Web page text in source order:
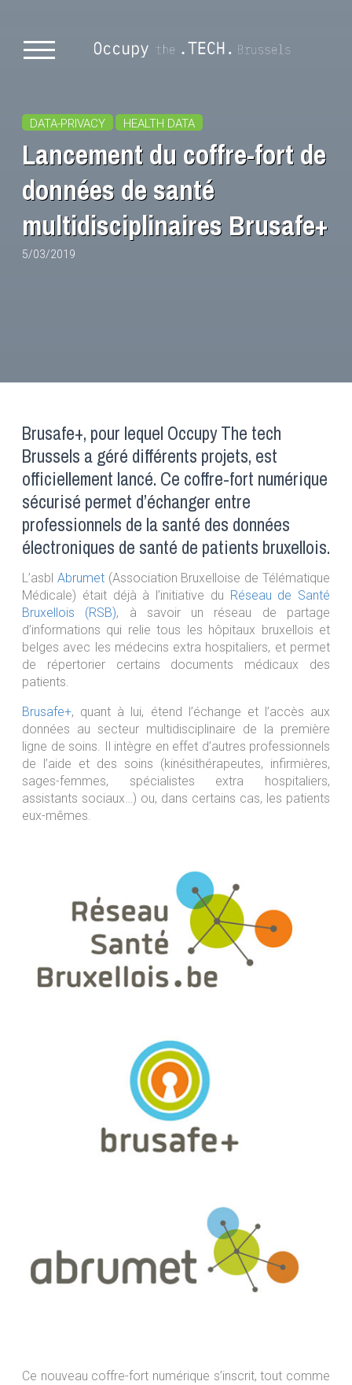
DATA-PRIVACY HEALTH DATA
Lancement du coffre-fort de
données de santé
multidisciplinaires Brusafe+
5/03/2019
Brusafe+, pour lequel Occupy The tech
Brussels a géré différents projets, est
officiellement lancé. Ce coffre-fort numérique
sécurisé permet d’échanger entre
professionnels de la santé des données
électroniques de santé de patients bruxellois.
L’asbl Abrumet(Association Bruxelloise de Télématique
Médicale) était déjà à l’initiative du Réseau de Santé
Bruxellois (RSB), à savoir un réseau de partage
d’informations qui relie tous les hôpitaux bruxellois et
belges avec les médecins extra hospitaliers, et permet
de répertorier certains documents médicaux des
patients.
Brusafe+, quant à lui, étend l’échange et l’accès aux
données au secteur multidisciplinaire de la première
ligne de soins. Il intègre en effet d’autres professionnels
de l’aide et des soins (kinésithérapeutes, infirmières,
sages-femmes, spécialistes extra hospitaliers,
assistants sociaux…) ou, dans certains cas, les patients
eux-mêmes.
Ce nouveau coffre-fort numérique s’inscrit, tout comme